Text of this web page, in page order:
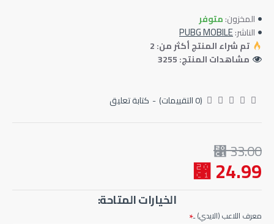
المخزون:متوفر
الناشر:PUBG MOBILE
تم شراء المنتج أكثر من: 2
مشاهدات المنتج: 3255
(0 التقييمات) - كتابة تعليق
24.99 ⃁
33.00 ⃁
الخيارات المتاحة:
معرف اللاعب (الايدي) ـ